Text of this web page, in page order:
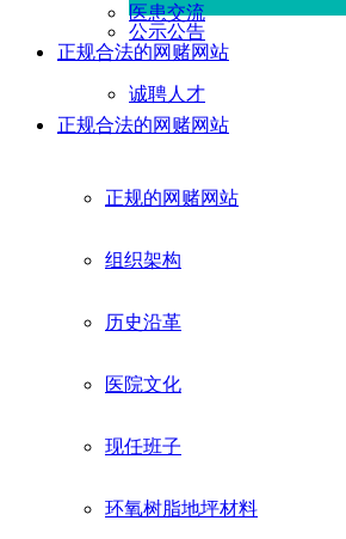
医患交流
公示公告
诚聘人才
正规合法的网赌网站
正规合法的网赌网站
正规的网赌网站
组织架构
历史沿革
医院文化
现任班子
环氧树脂地坪材料